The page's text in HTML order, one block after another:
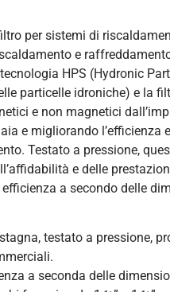
per sistemi di
e
HPS (Hydronic
particelle idroniche) e la
e non magnetici
e migliorando l’efficienza
Testato a pressione,
e delle
a secondo delle
testato a pressione,
a seconda delle